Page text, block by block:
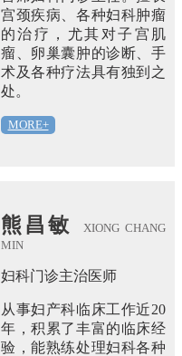
宫颈疾病、各种妇科肿瘤
的治疗，尤其对子宫肌
瘤、卵巢囊肿的诊断、手
术及各种疗法具有独到之
处。
MORE+
熊昌敏
XIONG CHANG
MIN
妇科门诊主治医师
从事妇产科临床工作近20
年，积累了丰富的临床经
验，能熟练处理妇科各种